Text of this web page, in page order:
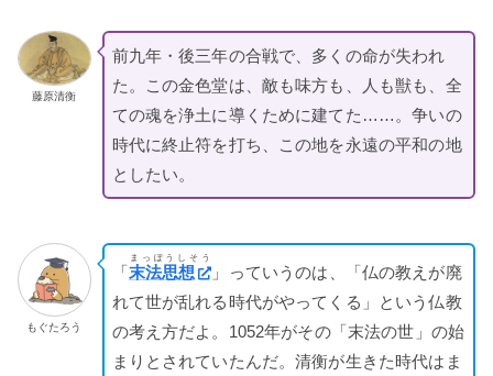
藤原清衡
前九年・後三年の合戦で、多くの命が失われ
た。この金色堂は、敵も味方も、人も獣も、全
ての魂を浄土に導くために建てた……。争いの
時代に終止符を打ち、この地を永遠の平和の地
としたい。
もぐたろう
「 末法思想
まっぽうしそう
」っていうのは、「仏の教えが廃
れて世が乱れる時代がやってくる」という仏教
の考え方だよ。1052年がその「末法の世」の始
まりとされていたんだ。清衡が生きた時代はま